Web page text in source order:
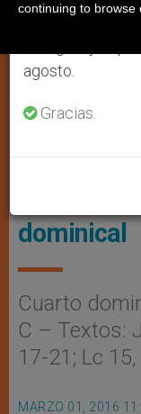
dominical
Cuarto
C – Textos:
17-21; Lc
MARZO 01, 2016
agosto.
Gracias.
continuing to browse